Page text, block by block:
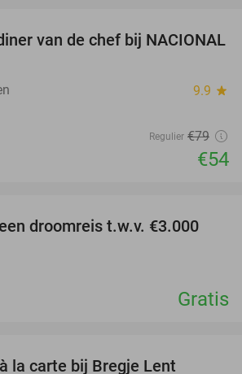
32%
van de chef bij NACIONAL
9.9 star
Regulier €79
€54
droomreis t.w.v. €3.000
Gratis
la carte bij Bregje Lent